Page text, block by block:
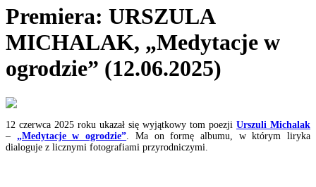
Premiera: URSZULA
MICHALAK, „Medytacje w
ogrodzie” (12.06.2025)
12 czerwca 2025 roku ukazał się wyjątkowy tom poezji Urszuli Michalak
– „Medytacje w ogrodzie” . Ma on formę albumu, w którym liryka
dialoguje z licznymi fotografiami przyrodniczymi.